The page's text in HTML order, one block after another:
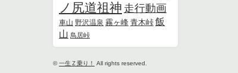
ノ尻道祖神 走行動画
車山 野沢温泉 霧ヶ峰 青木峠 飯
山 鳥居峠
©一生Ｚ乗り！ All rights reserved.